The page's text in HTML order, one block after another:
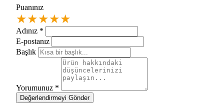
Puanınız
★★★★★
Adınız *
E-postanız
Başlık
Yorumunuz *
Değerlendirmeyi Gönder